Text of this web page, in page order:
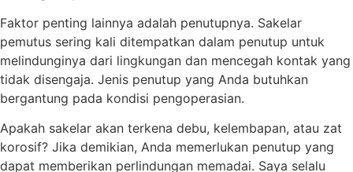
Faktor penting lainnya adalah penutupnya. Sakelar
pemutus sering kali ditempatkan dalam penutup untuk
melindunginya dari lingkungan dan mencegah kontak yang
tidak disengaja. Jenis penutup yang Anda butuhkan
bergantung pada kondisi pengoperasian.
Apakah sakelar akan terkena debu, kelembapan, atau zat
korosif? Jika demikian, Anda memerlukan penutup yang
dapat memberikan perlindungan memadai. Saya selalu